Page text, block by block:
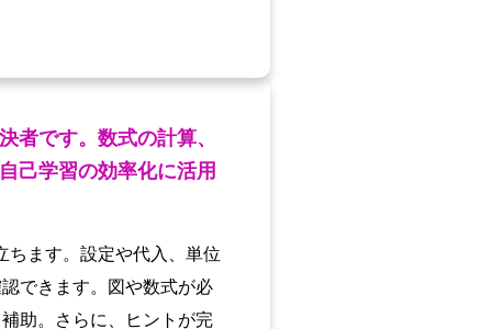
者です。数式の計算、
己学習の効率化に活用
ます。設定や代入、単位
できます。図や数式が必
助。さらに、ヒントが完